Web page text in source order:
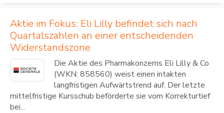
Aktie im Fokus: Eli Lilly befindet sich nach
Quartalszahlen an einer entscheidenden
Widerstandszone
Die Aktie des Pharmakonzerns Eli Lilly & Co
(WKN: 858560) weist einen intakten
langfristigen Aufwärtstrend auf. Der letzte
mittelfristige Kursschub beförderte sie vom Korrekturtief
bei...